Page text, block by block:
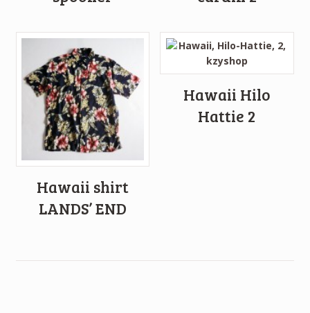
Hawaii shirt
LANDS’ END
Hawaii Hilo
Hattie 2